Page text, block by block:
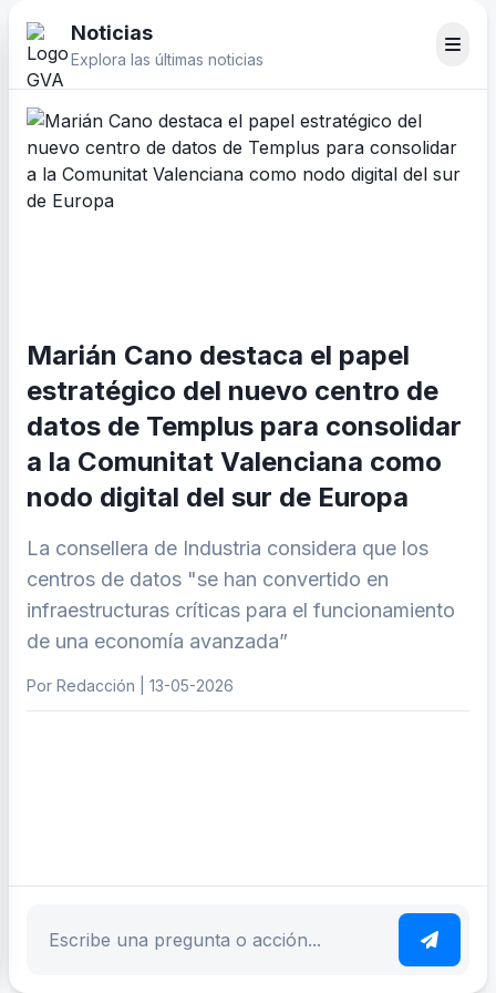
Noticias
Explora las últimas noticias
Marián Cano destaca el papel
estratégico del nuevo centro de
datos de Templus para consolidar
a la Comunitat Valenciana como
nodo digital del sur de Europa
La consellera de Industria considera que los
centros de datos "se han convertido en
infraestructuras críticas para el funcionamiento
de una economía avanzada”
Por Redacción | 13-05-2026
Escribe tu pregunta